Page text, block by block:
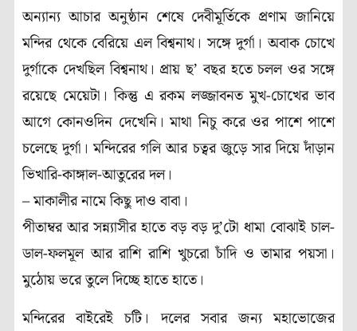
অন্যান্য আচার অনুষ্ঠান শেষে দেবীমূর্তিকে প্রণাম জানিয়ে
মন্দির থেকে বেরিয়ে এল বিশ্বনাথ। সঙ্গে দুর্গা। অবাক চোখে
দুর্গাকে দেখছিল বিশ্বনাথ। প্রায় ছ’ বছর হতে চলল ওর সঙ্গে
রয়েছে মেয়েটা। কিন্তু এ রকম লজ্জাবনত মুখ-চোখের ভাব
আগে কোনওদিন দেখেনি। মাথা নিচু করে ওর পাশে পাশে
চলেছে দুর্গা। মন্দিরের গলি আর চত্বর জুড়ে সার দিয়ে দাঁড়ান
ভিখারি-কাঙ্গাল-আতুরের দল।
– মাকালীর নামে কিছু দাও বাবা।
পীতাম্বর আর সন্ন্যাসীর হাতে বড় বড় দু’টো ধামা বোঝাই চাল-
ডাল-ফলমূল আর রাশি রাশি খুচরো চাঁদি ও তামার পয়সা।
মুঠোয় ভরে তুলে দিচ্ছে হাতে হাতে।
মন্দিরের বাইরেই চটি। দলের সবার জন্য মহাভোজের